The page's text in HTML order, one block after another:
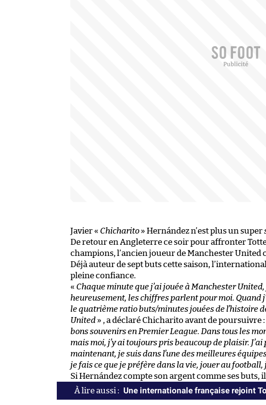
Javier « Chicharito » Hernández n’est plus un super
De retour en Angleterre ce soir pour affronter
champions, l’ancien joueur de Manchester United
Déjà auteur de sept buts cette saison,
pleine confiance.
« Chaque minute que j’ai jouée à Manchester
heureusement, les chiffres parlent pour moi. Quand
le quatrième ratio buts/minutes jouées de l’histoire
United » , a déclaré Chicharito avant de poursuivre :
bons souvenirs en Premier League. Dans tous les
mais moi, j’y ai toujours pris beaucoup de plaisir.
maintenant, je suis dans l’une des meilleures
je fais ce que je préfère dans la vie, jouer au football,
Si Hernández compte son argent comme ses buts,
Une internationale française rejoint